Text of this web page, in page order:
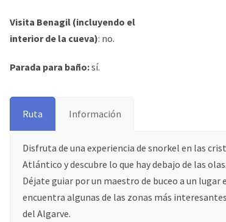
Visita Benagil (incluyendo el
interior de la cueva): no.
Parada para baño:sí.
Ruta Información
Disfruta de una experiencia de snorkel en las
Atlántico y descubre lo que hay debajo de las olas.
Déjate guiar por un maestro de buceo a un lugar
encuentra algunas de las zonas más
del Algarve.